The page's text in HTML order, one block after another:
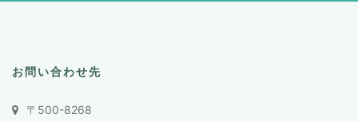
お問い合わせ先
〒500-8268